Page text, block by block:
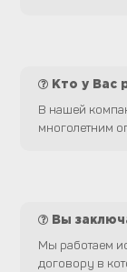
Кто у Вас
В нашей
многолетним
Вы
Мы работаем
договору в